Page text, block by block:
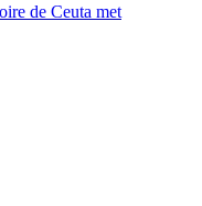
de Ceuta met